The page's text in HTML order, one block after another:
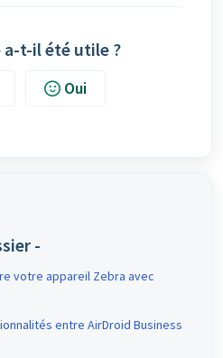
a-t-il été utile ?
Oui
-
votre appareil Zebra avec
entre AirDroid Business